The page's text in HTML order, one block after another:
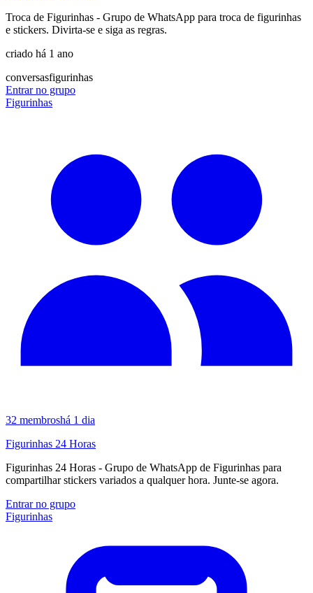
Troca de Figurinhas - Grupo de WhatsApp para troca de figurinhas
e stickers. Divirta-se e siga as regras.
criado há 1 ano
conversasfigurinhas
Entrar no grupo
Figurinhas
32 membroshá 1 dia
Figurinhas 24 Horas
Figurinhas 24 Horas - Grupo de WhatsApp de Figurinhas para
compartilhar stickers variados a qualquer hora. Junte-se agora.
Entrar no grupo
Figurinhas